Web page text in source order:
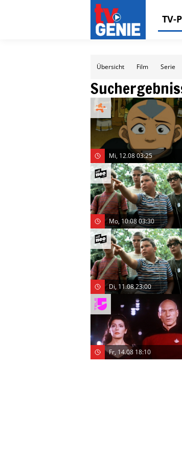
TV-
Übersicht Film Serie
Mi, 12.08 03:25
Mo, 10.08 03:30
Di, 11.08 23:00
Fr, 14.08 18:10